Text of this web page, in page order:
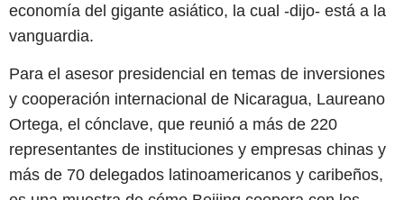
economía del gigante asiático, la cual -dijo- está a la
vanguardia.
Para el asesor presidencial en temas de inversiones
y cooperación internacional de Nicaragua, Laureano
Ortega, el cónclave, que reunió a más de 220
representantes de instituciones y empresas chinas y
más de 70 delegados latinoamericanos y caribeños,